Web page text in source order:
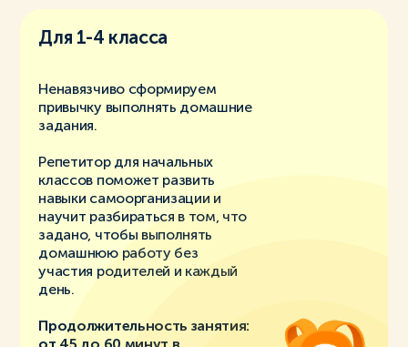
Для 1-4 класса
Ненавязчиво сформируем
привычку выполнять домашние
задания.
Репетитор для начальных
классов поможет развить
навыки самоорганизации и
научит разбираться в том, что
задано, чтобы выполнять
домашнюю работу без
участия родителей и каждый
день.
Продолжительность занятия: